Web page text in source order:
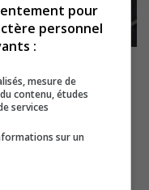
pour
personnel
:
mesure de
contenu, études
services
sur un